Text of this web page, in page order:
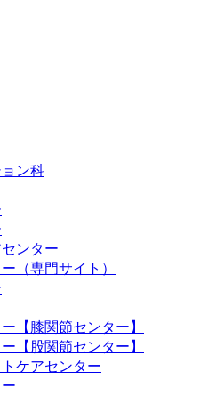
ン科
ンター
（専門サイト）
【膝関節センター】
【股関節センター】
ケアセンター